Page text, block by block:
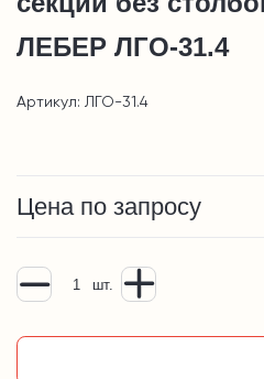
ЛЕБЕР ЛГО-31.4
Артикул: ЛГО-31.4
Цена по запросу
шт.